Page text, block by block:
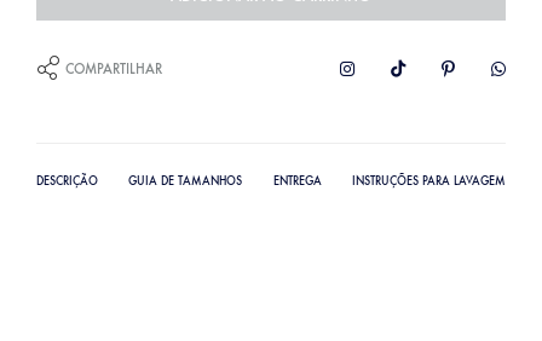
COMPARTILHAR
DESCRIÇÃO GUIA DE TAMANHOS ENTREGA INSTRUÇÕES PARA LAVAGEM